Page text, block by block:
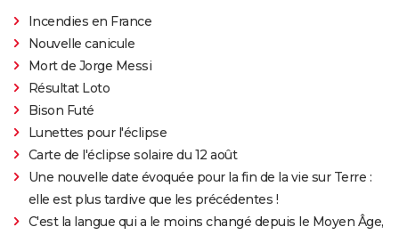
Incendies en France
Nouvelle canicule
Mort de Jorge Messi
Résultat Loto
Bison Futé
Lunettes pour l'éclipse
Carte de l'éclipse solaire du 12 août
Une nouvelle date évoquée pour la fin de la vie sur Terre :
elle est plus tardive que les précédentes !
C'est la langue qui a le moins changé depuis le Moyen Âge,